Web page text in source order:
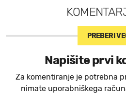
PREBERI
Napišite prvi
Za komentiranje je potrebna
nimate uporabniškega